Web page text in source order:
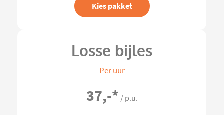
Kies pakket
Losse bijles
Per uur
37,-* / p.u.